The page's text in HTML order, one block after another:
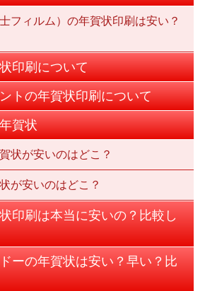
フィルム）の年賀状印刷は安い？
印刷について
トの年賀状印刷について
賀状
状が安いのはどこ？
が安いのはどこ？
印刷は本当に安いの？比較し
ーの年賀状は安い？早い？比